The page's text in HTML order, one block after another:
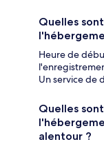
Quelles
Heure de
Un service de
Quelles
alentour ?